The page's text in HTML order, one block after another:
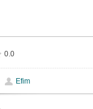
0.0
Efim